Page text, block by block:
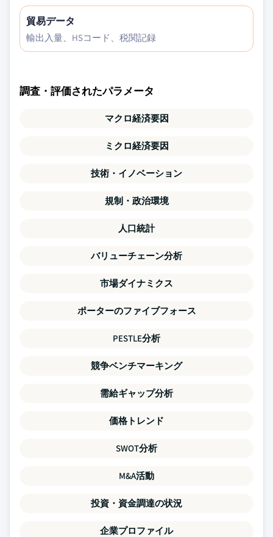
貿易データ
輸出入量、HSコード、税関記録
調査・評価されたパラメータ
マクロ経済要因
ミクロ経済要因
技術・イノベーション
規制・政治環境
人口統計
バリューチェーン分析
市場ダイナミクス
ポーターのファイブフォース
PESTLE分析
競争ベンチマーキング
需給ギャップ分析
価格トレンド
SWOT分析
M&A活動
投資・資金調達の状況
企業プロファイル